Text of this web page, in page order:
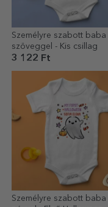
Személyre szabott
szöveggel - Kis csillag
3 122 Ft
Személyre szabott